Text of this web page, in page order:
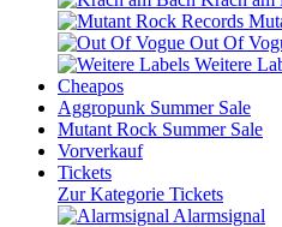
Out Of
Weitere
Cheapos
Aggropunk Summer Sale
Mutant Rock Summer Sale
Vorverkauf
Tickets
Zur Kategorie Tickets
Alarmsignal